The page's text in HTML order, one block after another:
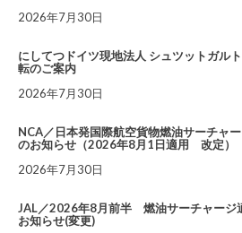
2026年7月30日
にしてつドイツ現地法人 シュツットガル
転のご案内
2026年7月30日
NCA／日本発国際航空貨物燃油サーチャ
のお知らせ（2026年8月1日適用 改定）
2026年7月30日
JAL／2026年8月前半 燃油サーチャージ
お知らせ(変更)